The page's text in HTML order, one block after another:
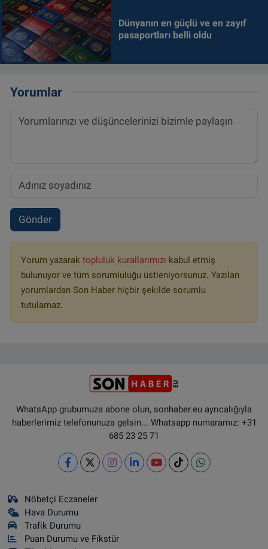
Dünyanın en güçlü ve en zayıf
pasaportları belli oldu
Yorumlar
Gönder
Yorum yazarak topluluk kurallarımızı kabul etmiş
bulunuyor ve tüm sorumluluğu üstleniyorsunuz. Yazılan
yorumlardan Son Haber hiçbir şekilde sorumlu
tutulamaz.
WhatsApp grubumuza abone olun, sonhaber.eu ayrıcalığıyla
haberlerimiz telefonunuza gelsin... Whatsapp numaramız: +31
685 23 25 71
Nöbetçi Eczaneler
Hava Durumu
Trafik Durumu
Puan Durumu ve Fikstür